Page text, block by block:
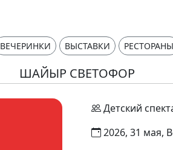
ВЕЧЕРИНКИ ВЫСТАВКИ РЕСТОРАНЫ
ШАЙЫР СВЕТОФОР
Детский
2026, 31 мая,